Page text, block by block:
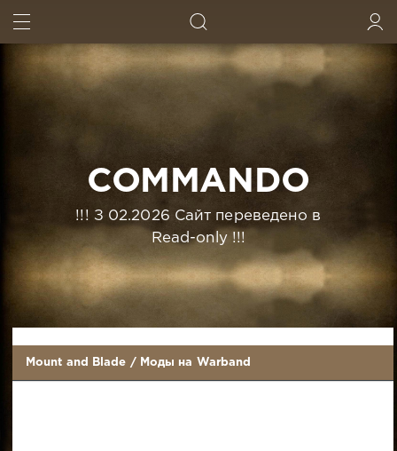
COMMANDO
!!! З 02.2026 Сайт переведено в
Read-only !!!
Mount and Blade / Моды на Warband